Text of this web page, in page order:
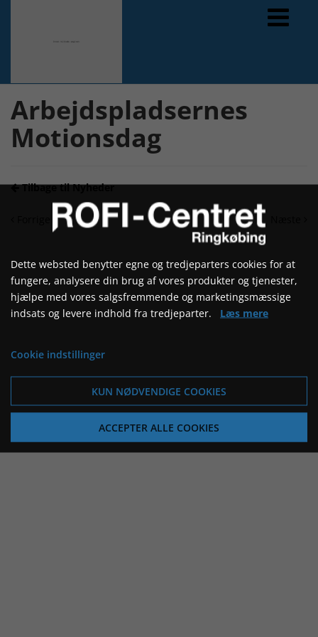
Arbejdspladsernes
Motionsdag
Tilbage til Nyheder
Dette websted benytter egne og tredjeparters cookies for at
fungere, analysere din brug af vores produkter og tjenester,
hjælpe med vores salgsfremmende og marketingsmæssige
indsats og levere indhold fra tredjeparter. Læs mere
Cookie indstillinger
KUN NØDVENDIGE COOKIES
ACCEPTER ALLE COOKIES